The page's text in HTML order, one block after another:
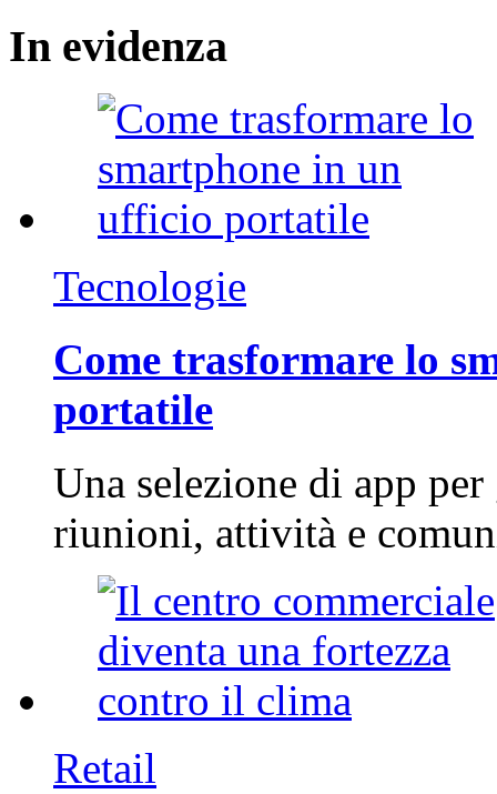
In evidenza
Tecnologie
Come trasformare lo
portatile
Una selezione di app
riunioni, attività e
Retail